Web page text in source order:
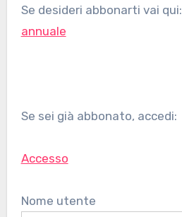
Se desideri abbonarti vai qui:
annuale
Se sei già abbonato, accedi:
Accesso
Nome utente